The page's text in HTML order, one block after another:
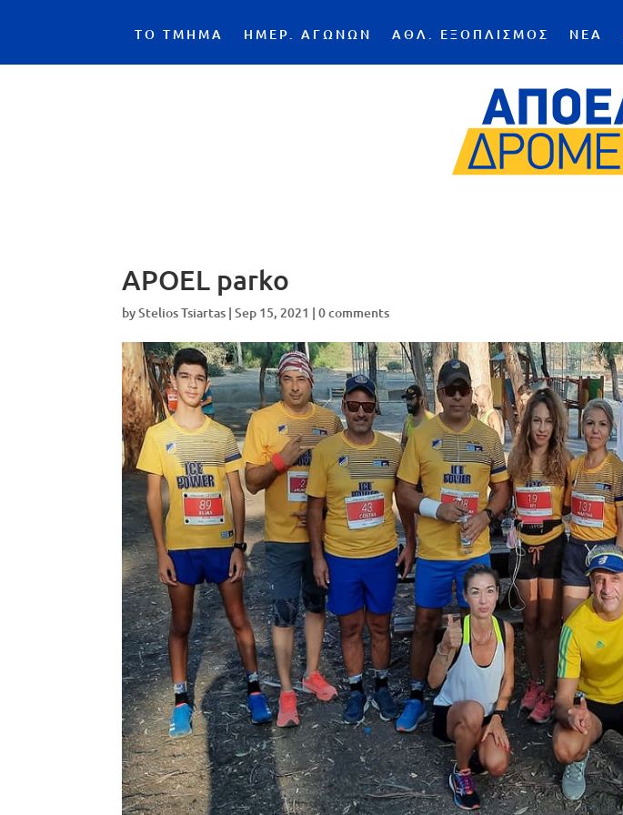
ΤΟ ΤΜΗΜΑ ΗΜΕΡ. ΑΓΩΝΩΝ ΑΘΛ. ΕΞΟΠΛΙΣΜΟΣ ΝΕΑ
APOEL parko
byStelios Tsiartas |Sep 15, 2021 |0 comments